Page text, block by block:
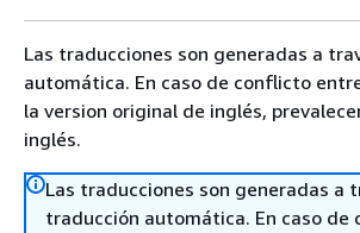
Las traducciones son generadas a
automática. En caso de conflicto
la version original de inglés,
inglés.
Las traducciones son generadas a
traducción automática. En caso de